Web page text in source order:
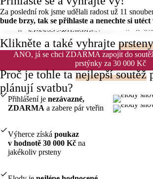
Za poslední rok jsme udělali radost už 11
bude brzy, tak se přihlaste a nenechte si
🏆 Eliška Coufalová 🏆
🏆 Zuzana Grulichová
🏆 Markéta Rohelová
Klikněte a také vyhrajte
ANO, já se chci ZDARMA zapojit do
prstýnky za 30 000 Kč
Proč je tohle tanejlepší soutěž
plánují svatbu?
Přihlášení je nezávazné,
ZDARMA a zabere pár vteřin
Výherce získá poukaz
v hodnotě 30 000 Kč na
jakékoliv prsteny